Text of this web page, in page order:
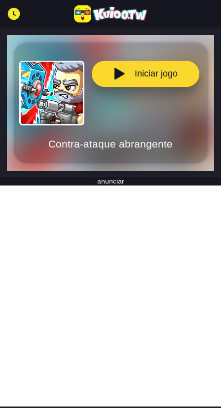
Contra-ataque abrangente
Iniciar jogo
anunciar